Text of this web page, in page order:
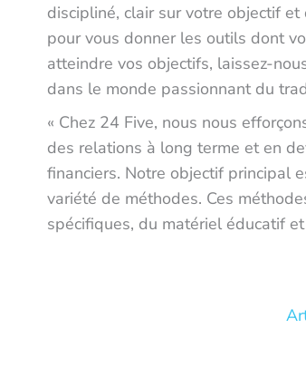
discipliné, clair sur votre objectif
pour vous donner les outils dont
atteindre vos objectifs, laissez-
dans le monde passionnant du
« Chez 24 Five, nous nous
des relations à long terme et en
financiers. Notre objectif principal
variété de méthodes. Ces
spécifiques, du matériel éducatif